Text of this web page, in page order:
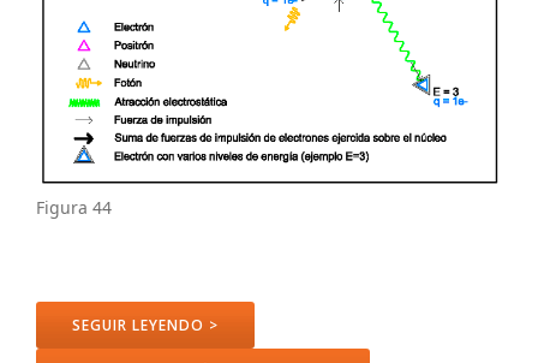
Figura 44
SEGUIR LEYENDO >